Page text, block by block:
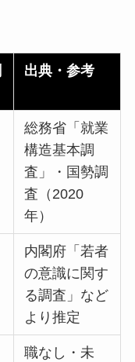
出典・参考
総務省「就業
構造基本調
査」・国勢調
査（2020
年）
内閣府「若者
の意識に関す
る調査」など
より推定
職なし・未